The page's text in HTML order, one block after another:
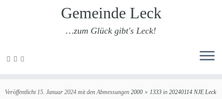
Zum
Gemeinde Leck
…zum Glück gibt's Leck!
Veröffentlicht 15. Januar 2024 mit den Abmessungen 2000 × 1333 in 20240114 NJE Leck